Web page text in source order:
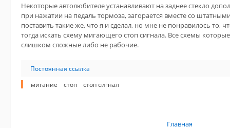
Некоторые автолюбителе устанавливают на заднее стекло
при нажатии на педаль тормоза, загорается вместе со
поставить такие же, что я и сделал, но мне не понравилось то,
тогда искать схему мигающего стоп сигнала. Все схемы
слишком сложные либо не рабочие.
Постоянная ссылка
мигание
стоп стоп сигнал
Главная